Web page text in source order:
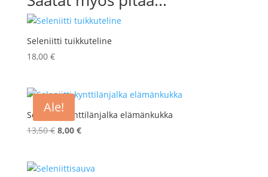
Seleniitti tuikkuteline
18,00 €
Ale!
Seleniitti kynttilänjalka elämänkukka
13,50€ Alkuperäinen
13,50 €.
8,00 €Nykyinen
8,00 €.